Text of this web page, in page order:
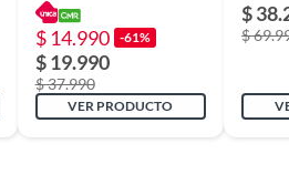
$ 14.990 -61%
$ 19.990
$ 37.990
VER PRODUCTO
$
$